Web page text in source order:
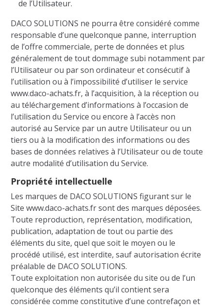
de l’Utilisateur.
DACO SOLUTIONS ne pourra être considéré comme
responsable d’une quelconque panne, interruption
de l’offre commerciale, perte de données et plus
généralement de tout dommage subi notamment par
l’Utilisateur ou par son ordinateur et consécutif à
l’utilisation ou à l’impossibilité d’utiliser le service
www.daco-achats.fr, à l’acquisition, à la réception ou
au téléchargement d’informations à l’occasion de
l’utilisation du Service ou encore à l’accès non
autorisé au Service par un autre Utilisateur ou un
tiers ou à la modification des informations ou des
bases de données relatives à l’Utilisateur ou de toute
autre modalité d’utilisation du Service.
Propriété intellectuelle
Les marques de DACO SOLUTIONS figurant sur le
Site www.daco-achats.fr sont des marques déposées.
Toute reproduction, représentation, modification,
publication, adaptation de tout ou partie des
éléments du site, quel que soit le moyen ou le
procédé utilisé, est interdite, sauf autorisation écrite
préalable de DACO SOLUTIONS.
Toute exploitation non autorisée du site ou de l’un
quelconque des éléments qu’il contient sera
considérée comme constitutive d’une contrefaçon et